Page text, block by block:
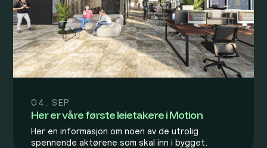
04. SEP
Her er våre første leietakere i Motion
Her en informasjon om noen av de utrolig
spennende aktørene som skal inn i bygget.